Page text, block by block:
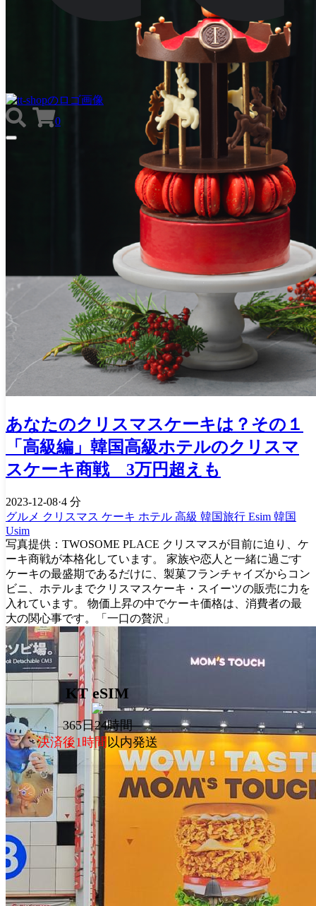
0
TOGGLE
KT eSIM
365日24時間
決済後1時間以内発送
あなたのクリスマスケーキは？その１
「高級編」韓国高級ホテルのクリスマ
スケーキ商戦 3万円超えも
2023-12-08·4 分
グルメ クリスマス ケーキ ホテル 高級 韓国旅行 Esim 韓国
Usim
写真提供：TWOSOME PLACE クリスマスが目前に迫り、ケ
ーキ商戦が本格化しています。 家族や恋人と一緒に過ごす
ケーキの最盛期であるだけに、製菓フランチャイズからコン
ビニ、ホテルまでクリスマスケーキ・スイーツの販売に力を
入れています。 物価上昇の中でケーキ価格は、消費者の最
大の関心事です。「一口の贅沢」